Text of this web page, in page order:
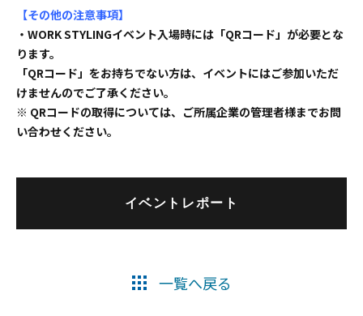
【その他の注意事項】
・WORK STYLINGイベント入場時には「QRコード」が必要とな
ります。
「QRコード」をお持ちでない方は、イベントにはご参加いただ
けませんのでご了承ください。
※ QRコードの取得については、ご所属企業の管理者様までお問
い合わせください。
イベントレポート
一覧へ戻る